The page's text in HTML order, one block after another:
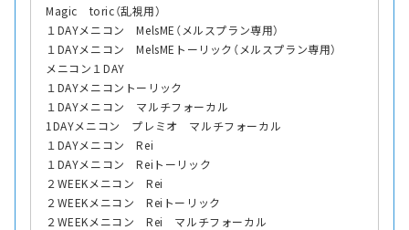
Magic toric（乱視用）
１DAYメニコン MelsME（メルスプラン専用）
１DAYメニコン MelsMEトーリック（メルスプラン専用）
メニコン１DAY
１DAYメニコントーリック
１DAYメニコン マルチフォーカル
1DAYメニコン プレミオ マルチフォーカル
１DAYメニコン Rei
１DAYメニコン Reiトーリック
２WEEKメニコン Rei
２WEEKメニコン Reiトーリック
２WEEKメニコン Rei マルチフォーカル